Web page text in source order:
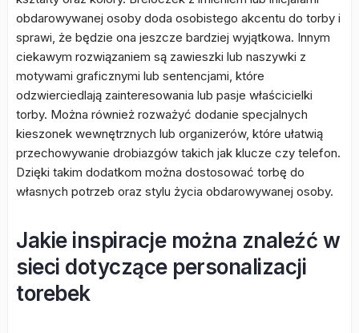
obdarowywanej osoby doda osobistego akcentu do torby i
sprawi, że będzie ona jeszcze bardziej wyjątkowa. Innym
ciekawym rozwiązaniem są zawieszki lub naszywki z
motywami graficznymi lub sentencjami, które
odzwierciedlają zainteresowania lub pasje właścicielki
torby. Można również rozważyć dodanie specjalnych
kieszonek wewnętrznych lub organizerów, które ułatwią
przechowywanie drobiazgów takich jak klucze czy telefon.
Dzięki takim dodatkom można dostosować torbę do
własnych potrzeb oraz stylu życia obdarowywanej osoby.
Jakie inspiracje można znaleźć w
sieci dotyczące personalizacji
torebek